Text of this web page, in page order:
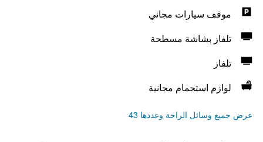
موقف سيارات مجاني
تلفاز بشاشة مسطحة
تلفاز
لوازم استحمام مجانية
عرض جميع وسائل الراحة وعددها 43